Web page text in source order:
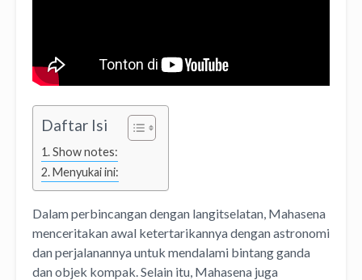
Daftar Isi
Show notes:
Menyukai ini:
Dalam perbincangan dengan langitselatan, Mahasena
menceritakan awal ketertarikannya dengan astronomi
dan perjalanannya untuk mendalami bintang ganda
dan objek kompak. Selain itu, Mahasena juga